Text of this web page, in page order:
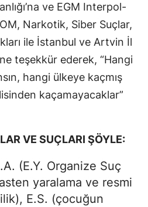
ve EGM Interpol-
Narkotik, Siber Suçlar,
ile İstanbul ve Artvin İl
teşekkür ederek, “Hangi
hangi ülkeye kaçmış
kaçamayacaklar”
VE SUÇLARI ŞÖYLE:
(E.Y. Organize Suç
yaralama ve resmi
E.S. (çocuğun